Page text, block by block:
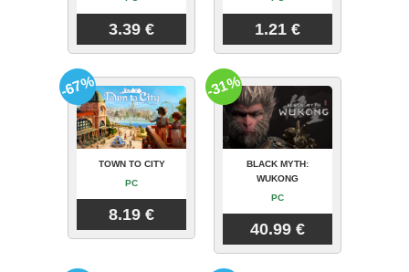
3.39 € 1.21 €
TOWN TO CITY
PC
8.19 €
-67%
BLACK MYTH:
WUKONG
PC
40.99 €
-31%